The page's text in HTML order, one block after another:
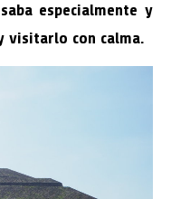
especialmente y
visitarlo con calma.